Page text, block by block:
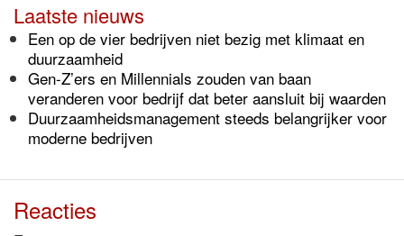
Laatste nieuws
Een op de vier bedrijven niet bezig met klimaat en
duurzaamheid
Gen-Z’ers en Millennials zouden van baan
veranderen voor bedrijf dat beter aansluit bij waarden
Duurzaamheidsmanagement steeds belangrijker voor
moderne bedrijven
Reacties